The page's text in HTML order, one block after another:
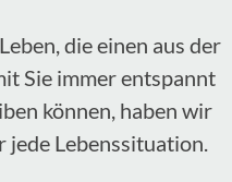
die einen aus der
Sie immer entspannt
können, haben wir
jede Lebenssituation.